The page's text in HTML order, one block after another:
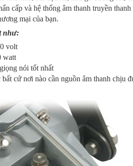
cấp và hệ thống âm thanh truyền
mại của bạn.
như:
volt
watt
nói tốt nhất
cứ nơi nào cần nguồn âm thanh chịu